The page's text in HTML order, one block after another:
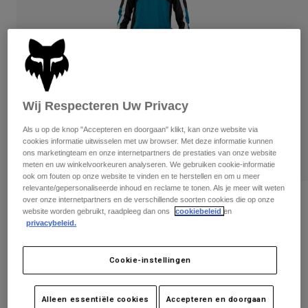
Broeken
Korte broeken
Handschoenen
Beschermingen
Brillen
Sokken
Onderdelen
Handschoenen
Protections
Brillen
Sokken
Tassen & Accessoires
Spare parts
Alles bekijken
Women
T-Shirts & Tops
Hoodies en truien
Jassen
Leggings & Broeken
Shirts
Brillen
Socks
Alles bekijken
Moto
Helmen
Shirts
Pants
Boots
Beschermers
Gloves
Beoordelingen
Tienershirt 180 Nitro
Price reduced from
€ 44,99to€ 22,50
Wij Respecteren Uw Privacy
Als u op de knop "Accepteren en doorgaan" klikt, kan onze website via
cookies informatie uitwisselen met uw browser. Met deze informatie kunnen
ons marketingteam en onze internetpartners de prestaties van onze website
meten en uw winkelvoorkeuren analyseren. We gebruiken cookie-informatie
ook om fouten op onze website te vinden en te herstellen en om u meer
relevante/gepersonaliseerde inhoud en reclame te tonen. Als je meer wilt weten
over onze internetpartners en de verschillende soorten cookies die op onze
website worden gebruikt, raadpleeg dan ons
cookiebeleid en
privacybeleid.
Cookie-instellingen
Alleen essentiële cookies Accepteren en doorgaan